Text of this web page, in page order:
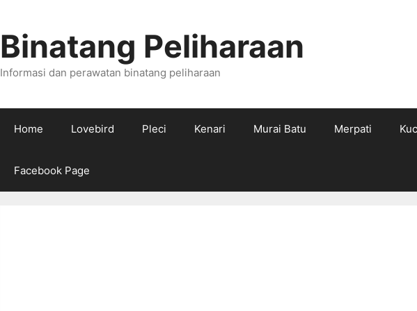
Binatang Peliharaan
Informasi dan perawatan binatang peliharaan
Home Lovebird Pleci Kenari Murai Batu Merpati
Facebook Page